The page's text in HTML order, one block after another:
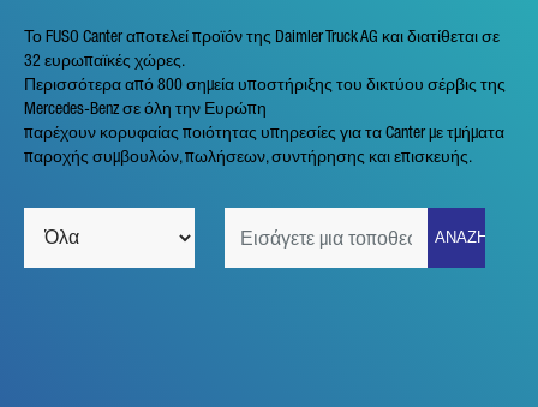
Το FUSO Canter αποτελεί προϊόν της Daimler Truck AG και διατίθεται σε
32 ευρωπαϊκές χώρες.
Περισσότερα από 800 σημεία υποστήριξης του δικτύου σέρβις της
Mercedes-Benz σε όλη την Ευρώπη
παρέχουν κορυφαίας ποιότητας υπηρεσίες για τα Canter με τμήματα
παροχής συμβουλών, πωλήσεων, συντήρησης και επισκευής.